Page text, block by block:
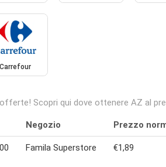
Carrefour
Scopri qui dove ottenere AZ al
Negozio Prezzo
Famila Superstore €1,89